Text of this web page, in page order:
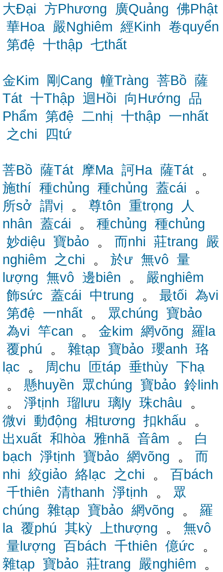
大Đại 方Phương 廣Quảng 佛Phật
華Hoa 嚴Nghiêm 經Kinh 卷quyển
第đệ 十thập 七thất
金Kim 剛Cang 幢Tràng 菩Bồ 薩
Tát 十Thập 迴Hồi 向Hướng 品
Phẩm 第đệ 二nhị 十thập 一nhất
之chi
四tứ
菩Bồ 薩Tát 摩Ma 訶Ha 薩Tát 。
施thí 種chủng 種chủng 蓋cái 。
所sở 謂vị 。 尊tôn 重trọng
人
nhân 蓋cái 。 種chủng 種chủng
妙diệu 寶bảo 。 而nhi 莊trang
嚴
nghiêm
之chi 。 於ư 無vô 量
lượng 無vô 邊biên 。 嚴nghiêm
飾sức 蓋cái 中trung 。 最tối 為vi
第đệ 一nhất 。 眾chúng 寶bảo
為vi 竿can 。 金kim 網võng 羅la
覆phú 。 雜tạp 寶bảo 瓔anh 珞
lạc 。 周chu 匝táp 垂thùy 下hạ
。 懸huyền 眾chúng 寶bảo 鈴linh
。 淨tịnh 瑠lưu 璃ly 珠châu 。
微vi 動động 相tương 扣khấu 。
出xuất 和hòa 雅nhã 音âm 。 白
bạch 淨tịnh 寶bảo 網võng 。 而
nhi 絞giảo 絡lạc 之chi 。 百bách
千thiên 清thanh 淨tịnh 。 眾
chúng 雜tạp 寶bảo 網võng 。 羅
la 覆phú 其kỳ 上thượng 。 無vô
量lượng 百bách 千thiên 億ức 。
雜tạp 寶bảo 莊trang 嚴nghiêm 。